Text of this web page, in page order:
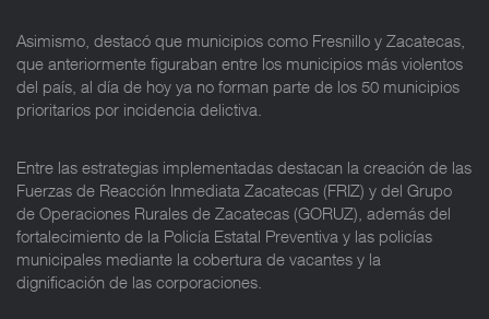
Asimismo, destacó que municipios como Fresnillo y Zacatecas,
que anteriormente figuraban entre los municipios más violentos
del país, al día de hoy ya no forman parte de los 50 municipios
prioritarios por incidencia delictiva.
Entre las estrategias implementadas destacan la creación de las
Fuerzas de Reacción Inmediata Zacatecas (FRIZ) y del Grupo
de Operaciones Rurales de Zacatecas (GORUZ), además del
fortalecimiento de la Policía Estatal Preventiva y las policías
municipales mediante la cobertura de vacantes y la
dignificación de las corporaciones.